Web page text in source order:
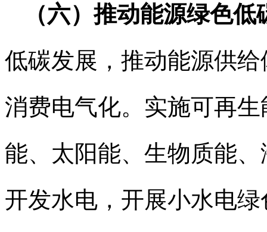
（六）推动能源绿色低
低碳发展，推动能源供
消费电气化。实施可再
能、太阳能、生物质能
开发水电，开展小水电